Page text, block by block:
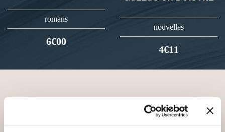
romans
6€00
nouvelles
4€11
VOUS AIMEREZ AUSSI